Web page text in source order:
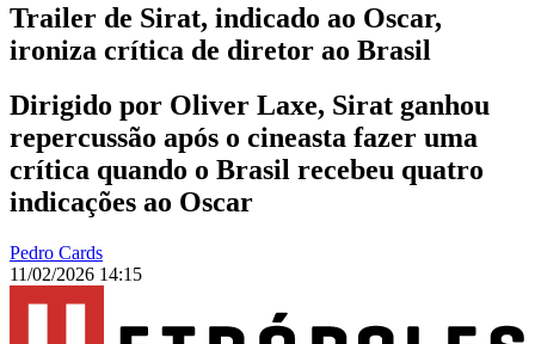
Trailer de Sirat, indicado ao Oscar,
ironiza crítica de diretor ao Brasil
Dirigido por Oliver Laxe, Sirat ganhou
repercussão após o cineasta fazer uma
crítica quando o Brasil recebeu quatro
indicações ao Oscar
Pedro Cards
11/02/2026 14:15